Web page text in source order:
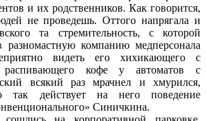
и их родственников. Как говорится,
не проведешь. Оттого напрягала и
та стремительность, с которой
компанию медперсонала
видеть его хихикающего с
распивающего кофе у автоматов с
всякий раз мрачнел и хмурился,
так действует на него поведение
Синичкина.